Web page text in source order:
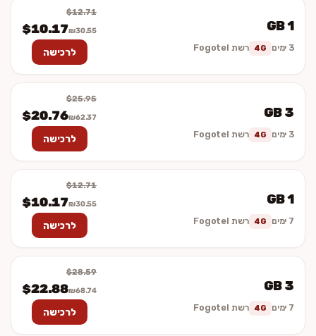
1 GB
3 ימים 4G רשת Fogotel
$12.71
$10.17₪30.55
לרכישה
3 GB
3 ימים 4G רשת Fogotel
$25.95
$20.76₪62.37
לרכישה
1 GB
7 ימים 4G רשת Fogotel
$12.71
$10.17₪30.55
לרכישה
3 GB
7 ימים 4G רשת Fogotel
$28.59
$22.88₪68.74
לרכישה